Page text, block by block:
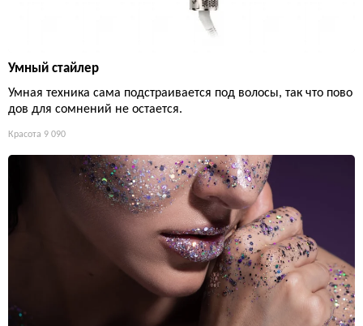
Умный стайлер
Умная техника сама подстраивается под волосы, так что пово
дов для сомнений не остается.
Красота 9 090